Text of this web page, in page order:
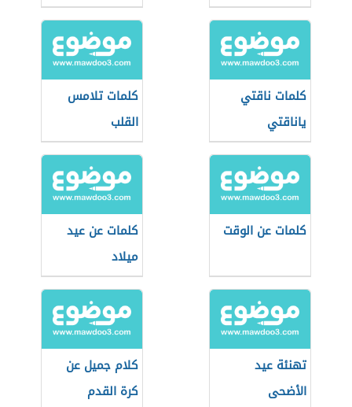
كلمات ناقتي
ياناقتي
كلمات تلامس
القلب
كلمات عن الوقت
كلمات عن عيد
ميلاد
تهنئة عيد
الأضحى
كلام جميل عن
كرة القدم